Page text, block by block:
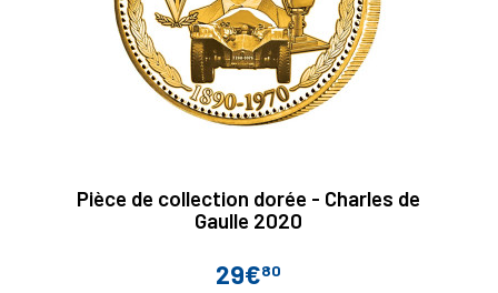
Pièce de collection dorée - Charles de
Gaulle 2020
Prix
29€80